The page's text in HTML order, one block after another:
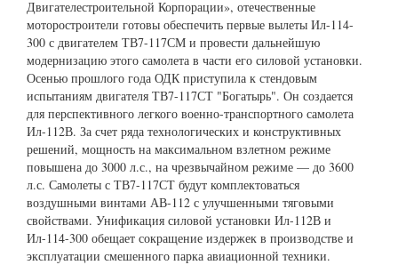
Двигателестроительной Корпорации», отечественные
моторостроители готовы обеспечить первые вылеты Ил-114-
300 с двигателем ТВ7-117СМ и провести дальнейшую
модернизацию этого самолета в части его силовой установки.
Осенью прошлого года ОДК приступила к стендовым
испытаниям двигателя ТВ7-117СТ "Богатырь". Он создается
для перспективного легкого военно-транспортного самолета
Ил-112В. За счет ряда технологических и конструктивных
решений, мощность на максимальном взлетном режиме
повышена до 3000 л.с., на чрезвычайном режиме — до 3600
л.с. Самолеты с ТВ7-117СТ будут комплектоваться
воздушными винтами АВ-112 с улучшенными тяговыми
свойствами. Унификация силовой установки Ил-112В и
Ил-114-300 обещает сокращение издержек в производстве и
эксплуатации смешенного парка авиационной техники.